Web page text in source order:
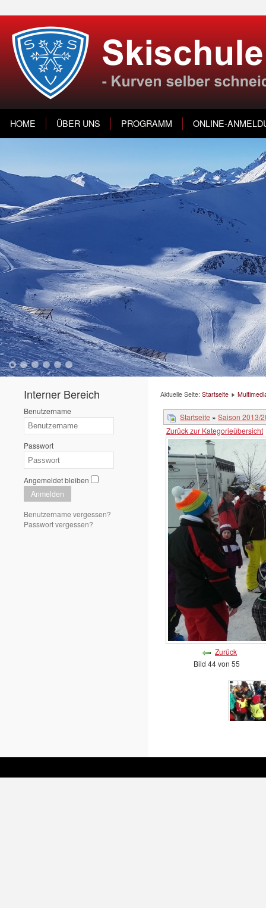
HOME ÜBER UNS PROGRAMM ONLINE-
1 2 3 4 5 6
Interner Bereich
Benutzername
Passwort
Angemeldet bleiben
Anmelden
Benutzername vergessen?
Passwort vergessen?
Aktuelle Seite: Startseite
Startseite » Saison 2013/
Zurück zur Kategorieübersicht
Zurück
Bild 44 von 55